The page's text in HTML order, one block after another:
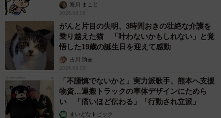
海川 まこと
2026.08.06
がんと片目の失明、3時間おきの壮絶な介護を
乗り越えた猫 「叶わないかもしれない」と覚
悟した19歳の誕生日を迎えて感動
古川 諭香
2026.08.06
「不謹慎でないかと」実力派歌手、熊本へ支援
物資…運搬トラックの車体デザインにためら
い 「痛いほど伝わる」「行動され立派」
まいどなトピック